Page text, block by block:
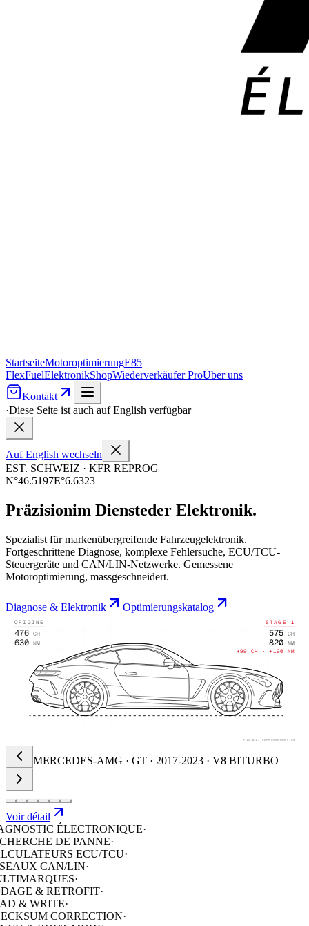
StartseiteMotoroptimierungE85
FlexFuelElektronikShopWiederverkäufer ProÜber uns
Kontakt
·Diese Seite ist auch auf English verfügbar
Auf English wechseln
EST. SCHWEIZ · KFR REPROG
N°46.5197E°6.6323
Präzisionim Diensteder Elektronik.
Spezialist für markenübergreifende Fahrzeugelektronik.
Fortgeschrittene Diagnose, komplexe Fehlersuche, ECU/TCU-
Steuergeräte und CAN/LIN-Netzwerke. Gemessene
Motoroptimierung, massgeschneidert.
Diagnose & Elektronik Optimierungskatalog
ORIGINE
476 CH
630 NM
STAGE 1
575 CH
820 NM
+99 CH · +190 NM
FIG.01, REPROGRAMMATION
PORSCHE · 911 · CARRERA S 4S 3.0T · 992
Voir détail
ÉLECTRONIQUE
DE PANNE
ECU/TCU·
CAN/LIN·
·
& RETROFIT
& WRITE·
CORRECTION
& BOOT MODE
1·